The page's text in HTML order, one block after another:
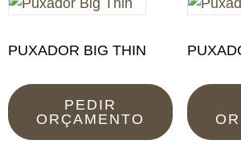
PUXADOR BIG THIN
PEDIR
ORÇAMENTO